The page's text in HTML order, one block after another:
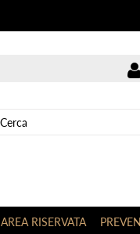
AREA RISERVATA